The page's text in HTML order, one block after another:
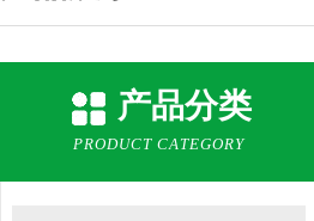
产品分类
PRODUCT CATEGORY